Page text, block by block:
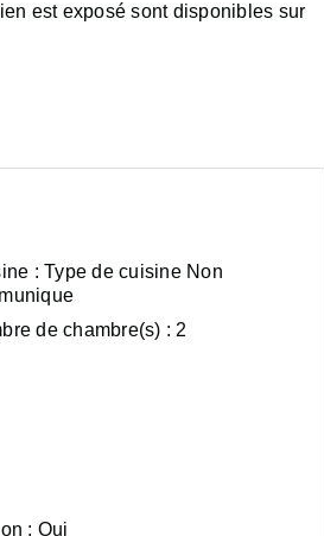
est exposé sont disponibles sur
: Type de cuisine Non
de chambre(s) : 2
: Oui